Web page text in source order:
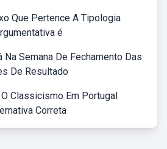
Que Pertence A Tipologia
é
Na Semana De Fechamento Das
De Resultado
Classicismo Em Portugal
Correta